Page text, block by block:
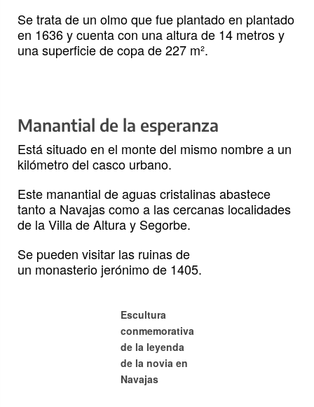
Se trata de un olmo que fue plantado en plantado
en 1636 y cuenta con una altura de 14 metros y
una superficie de copa de 227 m².
Manantial de la esperanza
Está situado en el monte del mismo nombre a un
kilómetro del casco urbano.
Este manantial de aguas cristalinas abastece
tanto a Navajas como a las cercanas localidades
de la Villa de Altura y Segorbe.
Se pueden visitar las ruinas de
un monasterio jerónimo de 1405.
Escultura
conmemorativa
de la leyenda
de la novia en
Navajas